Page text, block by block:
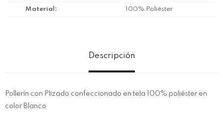
Material 100% Poliéster
Descripción
Pollerín con Plizado confeccionado en tela 100% poliéster en
color Blanco